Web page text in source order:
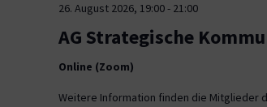
26. August 2026, 19:00- 21:00
AG Strategische
Online (Zoom)
Weitere Information finden die Mitglieder